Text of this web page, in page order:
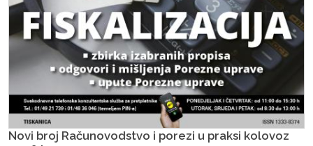
Novi broj Računovodstvo i porezi u praksi kolovoz